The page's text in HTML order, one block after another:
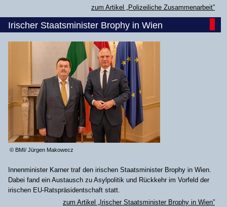
zum Artikel „Polizeiliche Zusammenarbeit”
Irischer Staatsminister Brophy in Wien
© BMI/ Jürgen Makowecz
Innenminister Karner traf den irischen Staatsminister Brophy in Wien.
Dabei fand ein Austausch zu Asylpolitik und Rückkehr im Vorfeld der
irischen EU-Ratspräsidentschaft statt.
zum Artikel „Irischer Staatsminister Brophy in Wien”